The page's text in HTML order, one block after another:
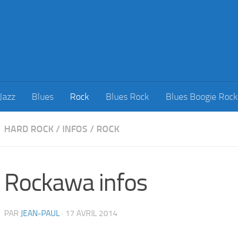
Jazz Blues Rock Blues Rock Blues Boogie Rock
HARD ROCK / INFOS / ROCK
Rockawa infos
PAR JEAN-PAUL · 17 AVRIL 2014